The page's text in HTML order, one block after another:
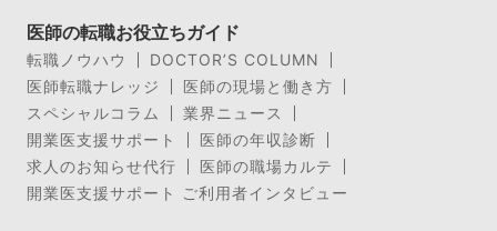
医師の転職お役立ちガイド
転職ノウハウ
DOCTOR’S COLUMN
医師転職ナレッジ
医師の現場と働き方
スペシャルコラム
業界ニュース
開業医支援サポート
医師の年収診断
求人のお知らせ代行
医師の職場カルテ
開業医支援サポート ご利用者インタビュー